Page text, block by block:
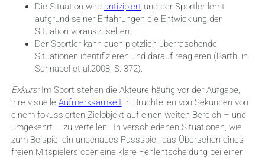
Die Situation wird antizipiert und der Sportler lernt
aufgrund seiner Erfahrungen die Entwicklung der
Situation vorauszusehen.
Der Sportler kann auch plötzlich überraschende
Situationen identifizieren und darauf reagieren (Barth, in
Schnabel et al.2008, S. 372).
Exkurs: Im Sport stehen die Akteure häufig vor der Aufgabe,
ihre visuelle Aufmerksamkeitin Bruchteilen von Sekunden von
einem fokussierten Zielobjekt auf einen weiten Bereich – und
umgekehrt – zu verteilen. In verschiedenen Situationen, wie
zum Beispiel ein ungenaues Passspiel, das Übersehen eines
freien Mitspielers oder eine klare Fehlentscheidung bei einer